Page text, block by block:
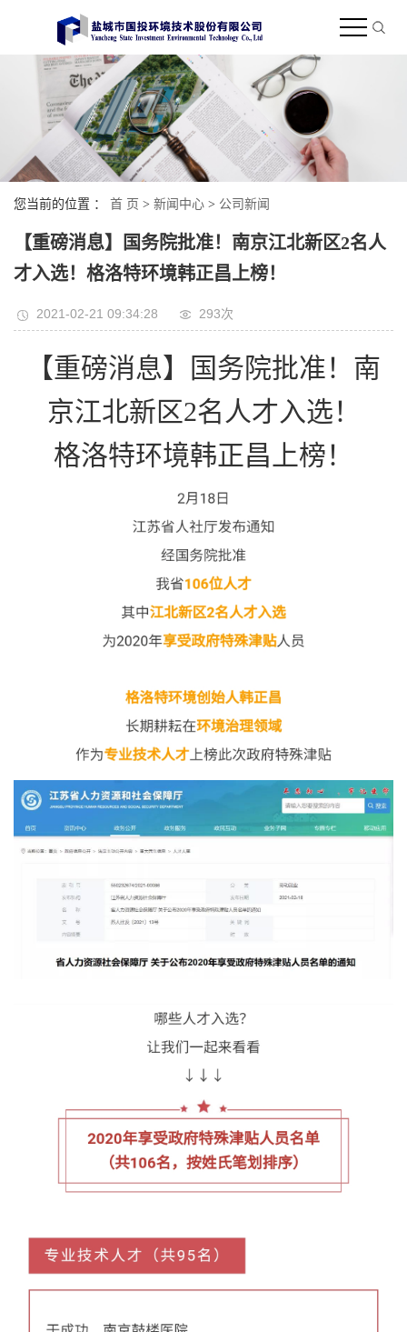
您当前的位置 ： 首 页 > 新闻中心 > 公司新闻
【重磅消息】国务院批准！南京江北新区2名人
才入选！格洛特环境韩正昌上榜！
2021-02-21 09:34:28 293次
【重磅消息】国务院批准！南
京江北新区2名人才入选！
格洛特环境韩正昌上榜！